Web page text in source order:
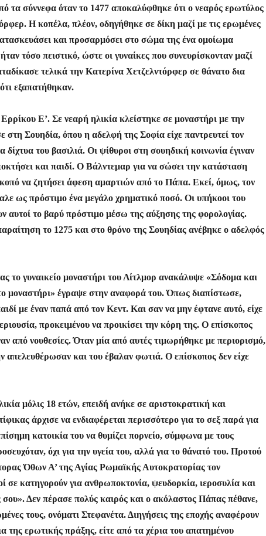
τα σύννεφα όταν το 1477 αποκαλύφθηκε ότι ο νεαρός ερωτύλος
Η κοπέλα, πλέον, οδηγήθηκε σε δίκη μαζί με τις ερωμένες
και προσαρμόσει στο σώμα της ένα ομοίωμα
τόσο πειστικό, ώστε οι γυναίκες που συνευρίσκονταν μαζί
τελικά την Κατερίνα Χετζελντόρφερ σε θάνατο δια
εξαπατήθηκαν.
Ε’. Σε νεαρή ηλικία κλείστηκε σε μοναστήρι με την
Σουηδία, όπου η αδελφή της Σοφία είχε παντρευτεί τον
του βασιλιά. Οι ψίθυροι στη σουηδική κοινωνία έγιναν
και παιδί. Ο Βάλντεμαρ για να σώσει την κατάσταση
να ζητήσει άφεση αμαρτιών από το Πάπα. Εκεί, όμως, τον
ως πρόστιμο ένα μεγάλο χρηματικό ποσό. Οι υπήκοοι του
το βαρύ πρόστιμο μέσω της αύξησης της φορολογίας.
το 1275 και στο θρόνο της Σουηδίας ανέβηκε ο αδελφός
το γυναικείο μοναστήρι του Λίτλμορ ανακάλυψε «Σόδομα και
μοναστήρι» έγραψε στην αναφορά του. Όπως διαπίστωσε,
με έναν παπά από τον Κεντ. Και σαν να μην έφτανε αυτό, είχε
προκειμένου να προικίσει την κόρη της. Ο επίσκοπος
από νουθεσίες. Όταν μία από αυτές τιμωρήθηκε με περιορισμό,
απελευθέρωσαν και του έβαλαν φωτιά. Ο επίσκοπος δεν είχε
μόλις 18 ετών, επειδή ανήκε σε αριστοκρατική και
άρχισε να ενδιαφέρεται περισσότερο για το σεξ παρά για
κατοικία του να θυμίζει πορνείο, σύμφωνα με τους
όχι για την υγεία του, αλλά για το θάνατό του. Προτού
Όθων Α’ της Αγίας Ρωμαϊκής Αυτοκρατορίας τον
σε κατηγορούν για ανθρωποκτονία, ψευδορκία, ιεροσυλία και
σου». Δεν πέρασε πολύς καιρός και ο ακόλαστος Πάπας πέθανε,
τους, ονόματι Στεφανέτα. Διηγήσεις της εποχής αναφέρουν
της ερωτικής πράξης, είτε από τα χέρια του απατημένου